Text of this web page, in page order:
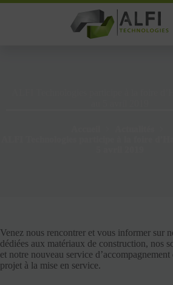
Passer
Venez nous rencontrer et vous informer sur
dédiées aux matériaux de construction, nos
et notre nouveau service
projet à la mise en service.